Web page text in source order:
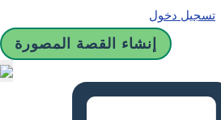
تسجيل دخول
إنشاء القصة المصورة